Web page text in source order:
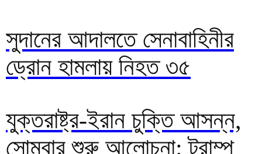
সুদানের আদালতে সেনাবাহিনীর
ড্রোন হামলায় নিহত ৩৫
যুক্তরাষ্ট্র-ইরান চুক্তি আসন্ন,
সোমবার শুরু আলোচনা: ট্রাম্প